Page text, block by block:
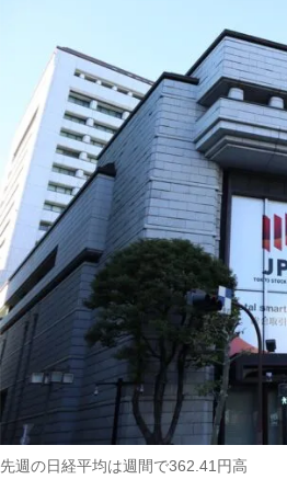
先週の日経平均は週間で362.41円高